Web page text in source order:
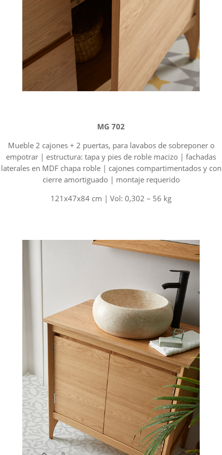
MG 702
Mueble 2 cajones + 2 puertas, para lavabos de sobreponer o
empotrar | estructura: tapa y pies de roble macizo | fachadas
laterales en MDF chapa roble | cajones compartimentados y con
cierre amortiguado | montaje requerido
121x47x84 cm | Vol: 0,302 – 56 kg